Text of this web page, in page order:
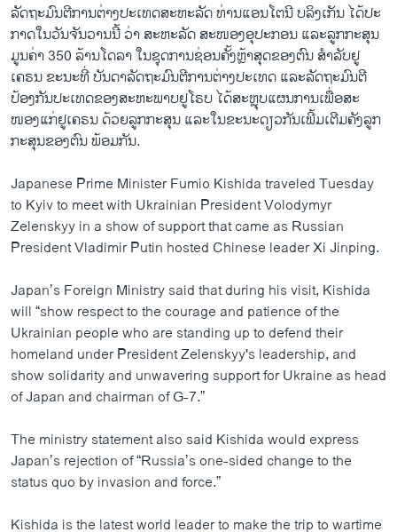
ລັດຖະມົນຕີການຕ່າງປະເທດສະຫະລັດ ທ່ານແອນໂຕນີ ບລິງເກັນ ໄດ້ປະ
ກາດໃນວັນຈັນວານນີ້ ວ່າ ສະຫະລັດ ສະໜອງອຸປະກອນ ແລະລູກກະສຸນ
ມູນຄ່າ 350 ລ້ານໂດລາ ໃນຊຸດການຊ່ອນຄັ້ງຫຼ້າສຸດຂອງຕົນ ສຳລັບຢູ
ເຄຣນ ຂະນະທີ່ ບັນດາລັດຖະມົນຕີການຕ່າງປະເທດ ແລະລັດຖະມົນຕີ
ປ້ອງກັນປະເທດຂອງສະຫະພາບຢູໂຣບ ໄດ້ສະຫຼຸບແຜນການເພື່ອສະ
ໜອງແກ່ຢູເຄຣນ ດ້ວຍລູກກະສຸນ ແລະໃນຂະນະດຽວກັນເພີ້ມເຕີມຄັງລູກ
ກະສຸນຂອງຕົນ ພ້ອມກັນ.
Japanese Prime Minister Fumio Kishida traveled Tuesday
to Kyiv to meet with Ukrainian President Volodymyr
Zelenskyy in a show of support that came as Russian
President Vladimir Putin hosted Chinese leader Xi Jinping.
Japan’s Foreign Ministry said that during his visit, Kishida
will “show respect to the courage and patience of the
Ukrainian people who are standing up to defend their
homeland under President Zelenskyy's leadership, and
show solidarity and unwavering support for Ukraine as head
of Japan and chairman of G-7.”
The ministry statement also said Kishida would express
Japan’s rejection of “Russia’s one-sided change to the
status quo by invasion and force.”
Kishida is the latest world leader to make the trip to wartime